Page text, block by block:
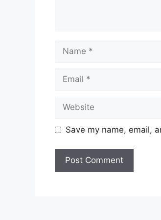
Name
Email
Website
Save my name, email,